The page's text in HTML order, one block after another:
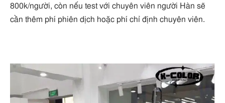
800k/người, còn nếu test với chuyên viên người Hàn sẽ
cần thêm phí phiên dịch hoặc phí chỉ định chuyên viên.